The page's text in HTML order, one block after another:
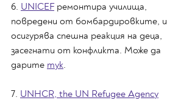
6. UNICEF ремонтира училища,
повредени от бомбардировките, и
осигурява спешна реакция на деца,
засегнати от конфликта. Може да
дарите тук.
7. UNHCR, the UN Refugee Agency